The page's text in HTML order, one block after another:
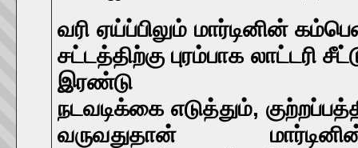
வரி ஏய்ப்பிலும் மார்டினின்
சட்டத்திற்கு புரம்பாக லாட்டரி
இரண்டு
நடவடிக்கை எடுத்தும்,
வருவதுதான்